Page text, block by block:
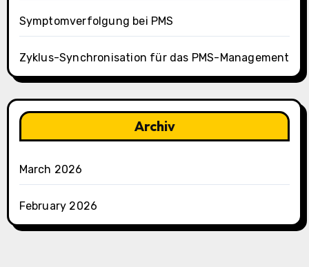
Symptomverfolgung bei PMS
Zyklus-Synchronisation für das PMS-Management
Archiv
March 2026
February 2026